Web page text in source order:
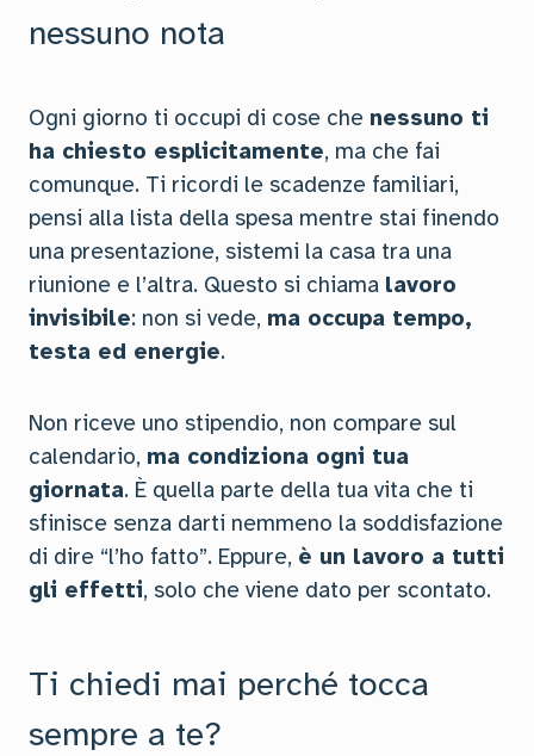
nessuno nota
Ogni giorno ti occupi di cose che nessuno ti
ha chiesto esplicitamente, ma che fai
comunque. Ti ricordi le scadenze familiari,
pensi alla lista della spesa mentre stai finendo
una presentazione, sistemi la casa tra una
riunione e l’altra. Questo si chiama lavoro
invisibile: non si vede, ma occupa tempo,
testa ed energie.
Non riceve uno stipendio, non compare sul
calendario, ma condiziona ogni tua
giornata. È quella parte della tua vita che ti
sfinisce senza darti nemmeno la soddisfazione
di dire “l’ho fatto”. Eppure, è un lavoro a tutti
gli effetti, solo che viene dato per scontato.
Ti chiedi mai perché tocca
sempre a te?